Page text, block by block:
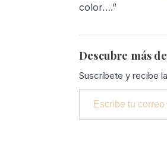
color….”
Descubre más
Suscríbete y recibe
Escribe tu correo electrónico…